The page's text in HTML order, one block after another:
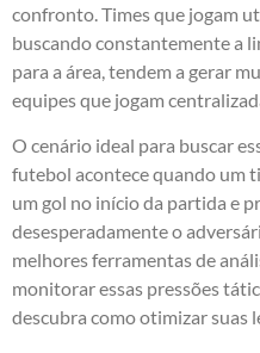
confronto. Times que jogam
buscando constantemente a
para a área, tendem a gerar
equipes que jogam
O cenário ideal para buscar
futebol acontece quando um
um gol no início da partida e
desesperadamente o
melhores ferramentas de
monitorar essas pressões
descubra como otimizar suas